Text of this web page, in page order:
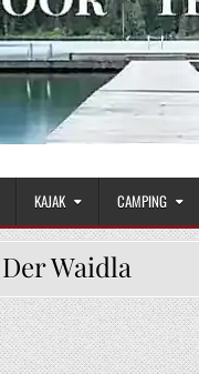
KAJAK CAMPING
Der Waidla